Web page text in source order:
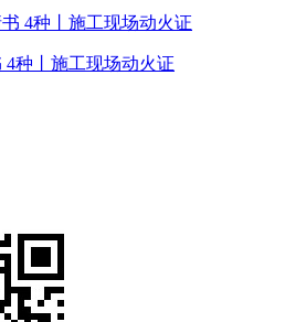
种丨施工现场动火证